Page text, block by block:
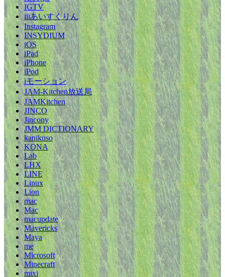
IGTV
iiiあいすくりん
Instagram
INSYDIUM
iOS
iPad
iPhone
iPod
iモーション
JAM-Kitchen放送局
JAMKitchen
JINCO
Jincony
JMM DICTIONARY
kanikuso
KONA
Lab
LHX
LINE
Linux
Lion
mac
Mac
macupdate
Mavericks
Maya
me
Microsoft
Minecraft
mixi